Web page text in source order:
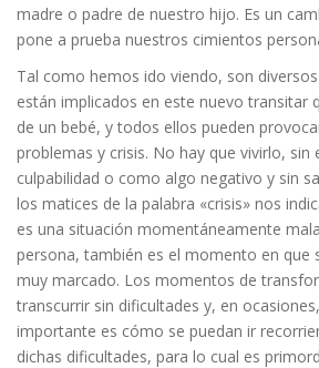
madre o padre de nuestro hijo. Es un
pone a prueba nuestros cimientos
Tal como hemos ido viendo, son
están implicados en este nuevo transitar
de un bebé, y todos ellos pueden
problemas y crisis. No hay que vivirlo, sin
culpabilidad o como algo negativo y sin
los matices de la palabra «crisis» nos
es una situación momentáneamente
persona, también es el momento en que
muy marcado. Los momentos de
transcurrir sin dificultades y, en
importante es cómo se puedan ir
dichas dificultades, para lo cual es